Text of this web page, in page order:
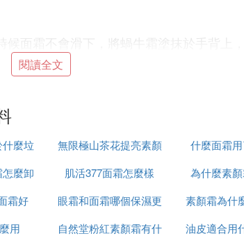
面霜不會滑下，將蝸牛霜塗抹於手背上
牛霜能有效幫助女性改善肌膚膚質，煥
肌膚老化，促進皮膚再生，防止某些有
閱讀全文
麼垃
無限極山茶花提亮素顏
霜怎麼樣
什麼面霜
麼卸
肌活377面霜怎麼樣 為什麼素
霜好
眼霜和面霜哪個保濕更
好
素顏霜為什
白
用
自然堂粉紅素顏霜有什
油皮適合用